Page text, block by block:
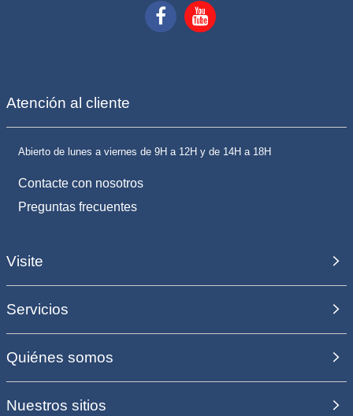
Atención al cliente
Abierto de lunes a viernes de 9H a 12H y de 14H a 18H
Contacte con nosotros
Preguntas frecuentes
Visite
Servicios
Quiénes somos
Nuestros sitios